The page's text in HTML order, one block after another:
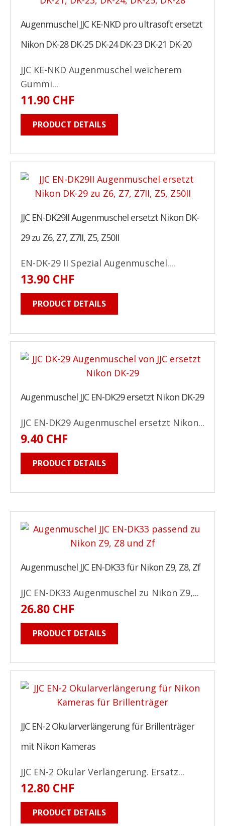
Augenmuschel JJC KE-NKD pro ultrasoft ersetzt
Nikon DK-28 DK-25 DK-24 DK-23 DK-21 DK-20
JJC KE-NKD Augenmuschel weicherem
Gummi...
11.90 CHF
PRODUCT DETAILS
JJC EN-DK29II Augenmuschel ersetzt Nikon DK-
29 zu Z6, Z7, Z7II, Z5, Z50II
EN-DK-29 II Spezial Augenmuschel....
13.90 CHF
PRODUCT DETAILS
Augenmuschel JJC EN-DK29 ersetzt Nikon DK-29
JJC EN-DK29 Augenmuschel ersetzt Nikon...
9.40 CHF
PRODUCT DETAILS
Augenmuschel JJC EN-DK33 für Nikon Z9, Z8, Zf
JJC EN-DK33 Augenmuschel zu Nikon Z9,...
26.80 CHF
PRODUCT DETAILS
JJC EN-2 Okularverlängerung für Brillenträger
mit Nikon Kameras
JJC EN-2 Okular Verlängerung. Ersatz...
12.80 CHF
PRODUCT DETAILS